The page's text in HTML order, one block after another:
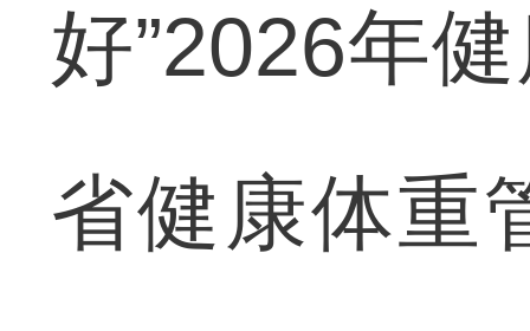
好”2026年
省健康体重